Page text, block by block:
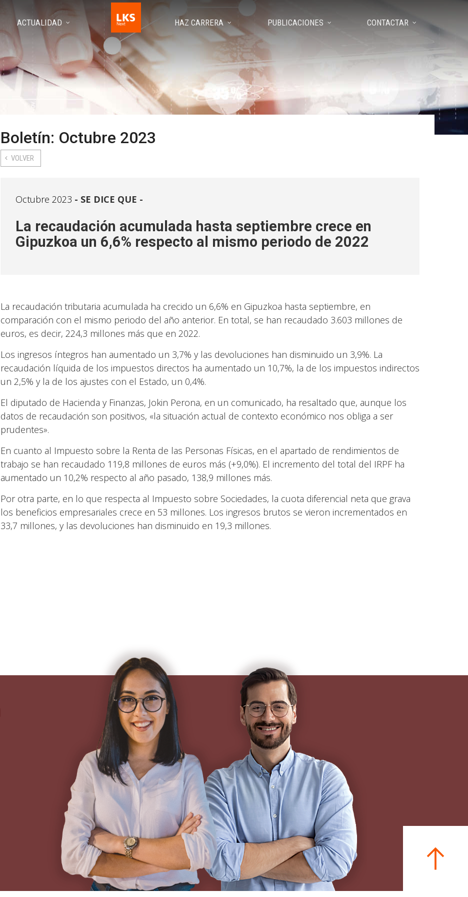
ACTUALIDAD HAZ CARRERA PUBLICACIONES CONTACTAR
Boletín: Octubre 2023
VOLVER
Octubre 2023 SE DICE QUE -
La recaudación acumulada hasta septiembre crece en
Gipuzkoa un 6,6% respecto al mismo periodo de 2022
La recaudación tributaria acumulada ha crecido un 6,6% en Gipuzkoa hasta septiembre, en
comparación con el mismo periodo del año anterior. En total, se han recaudado 3.603 millones de
euros, es decir, 224,3 millones más que en 2022.
Los ingresos íntegros han aumentado un 3,7% y las devoluciones han disminuido un 3,9%. La
recaudación líquida de los impuestos directos ha aumentado un 10,7%, la de los impuestos indirectos
un 2,5% y la de los ajustes con el Estado, un 0,4%.
El diputado de Hacienda y Finanzas, Jokin Perona, en un comunicado, ha resaltado que, aunque los
datos de recaudación son positivos, «la situación actual de contexto económico nos obliga a ser
prudentes».
En cuanto al Impuesto sobre la Renta de las Personas Físicas, en el apartado de rendimientos de
trabajo se han recaudado 119,8 millones de euros más (+9,0%). El incremento del total del IRPF ha
aumentado un 10,2% respecto al año pasado, 138,9 millones más.
Por otra parte, en lo que respecta al Impuesto sobre Sociedades, la cuota diferencial neta que grava
los beneficios empresariales crece en 53 millones. Los ingresos brutos se vieron incrementados en
33,7 millones, y las devoluciones han disminuido en 19,3 millones.